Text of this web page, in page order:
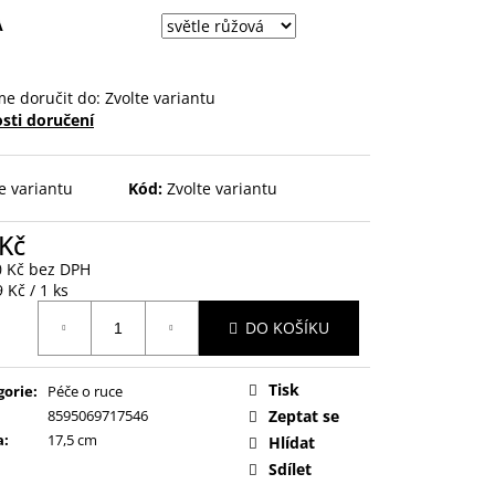
doručit do: Zvolte variantu
doručení
variantu Kód: Zvolte variantu
Kč bez DPH
Kč / 1 ks
DO KOŠÍKU
:
Péče o ruce
8595069717546
: 17,5 cm
Tisk
Zeptat se
Hlídat
Sdílet